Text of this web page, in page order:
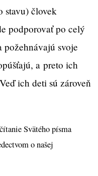
stavu) človek
podporovať po celý
svoje
a preto ich
ich deti sú zároveň
Svätého písma
o našej